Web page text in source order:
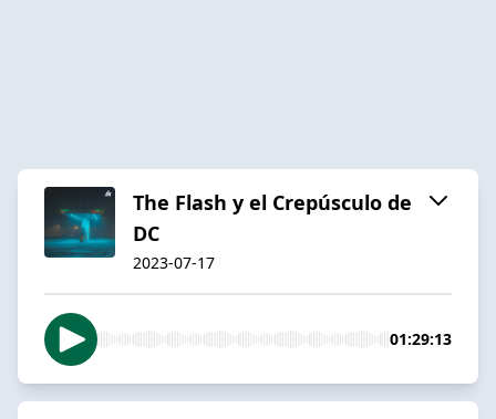
The Flash y el Crepúsculo de
DC
2023-07-17
01:29:13